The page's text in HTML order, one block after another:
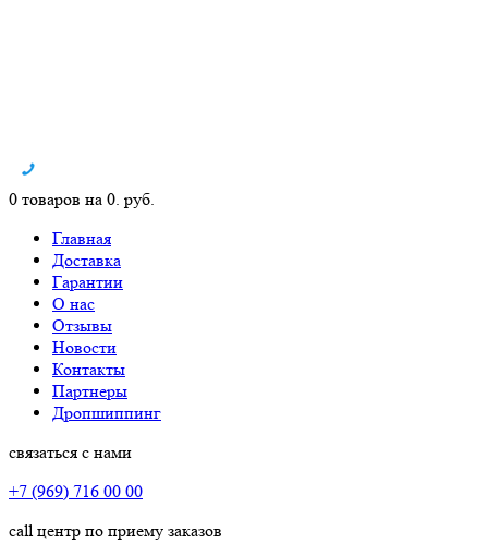
0 товаров на 0. руб.
Главная
Доставка
Гарантии
О нас
Отзывы
Новости
Контакты
Партнеры
Дропшиппинг
связаться с нами
+7 (969) 716 00 00
call центр по приему заказов